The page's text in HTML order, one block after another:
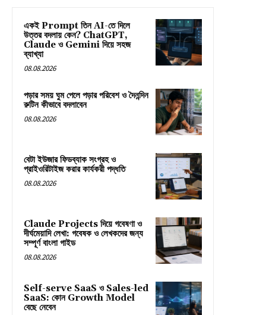
একই Prompt তিন AI-তে দিলে
উত্তর বদলায় কেন? ChatGPT,
Claude ও Gemini দিয়ে সহজ
ব্যাখ্যা
08.08.2026
পড়ার সময় ঘুম পেলে পড়ার পরিবেশ ও দৈনন্দিন
রুটিন কীভাবে বদলাবেন
08.08.2026
বেটা ইউজার ফিডব্যাক সংগ্রহ ও
প্রাইওরিটাইজ করার কার্যকরী পদ্ধতি
08.08.2026
Claude Projects দিয়ে গবেষণা ও
দীর্ঘমেয়াদি লেখা: গবেষক ও লেখকদের জন্য
সম্পূর্ণ বাংলা গাইড
08.08.2026
Self-serve SaaS ও Sales-led
SaaS: কোন Growth Model
বেছে নেবেন